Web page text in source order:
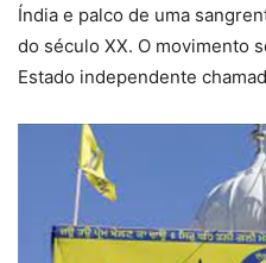
Índia e palco de uma
do século XX. O movimento
Estado independente